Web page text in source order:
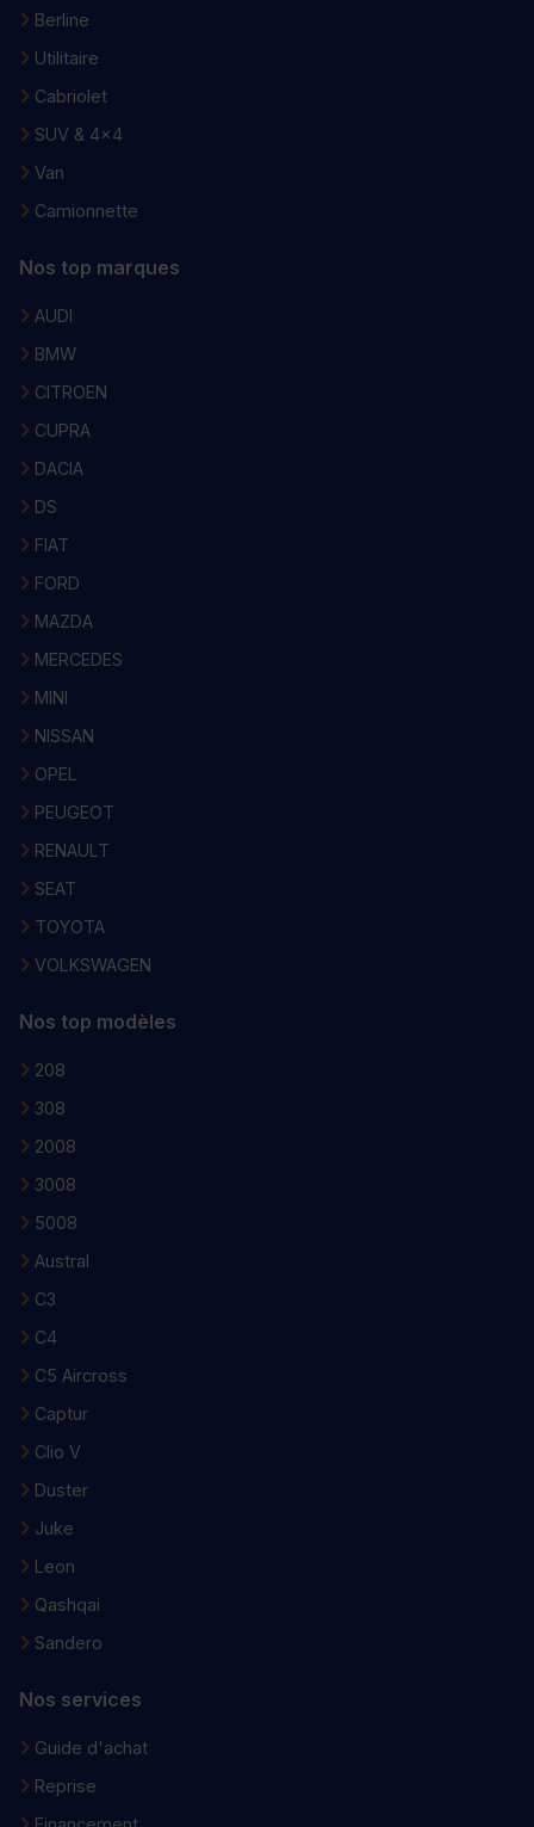
Berline
Utilitaire
Cabriolet
SUV & 4x4
Van
Camionnette
Nos top marques
AUDI
BMW
CITROEN
CUPRA
DACIA
DS
FIAT
FORD
MAZDA
MERCEDES
MINI
NISSAN
OPEL
PEUGEOT
RENAULT
SEAT
TOYOTA
VOLKSWAGEN
Nos top modèles
208
308
2008
3008
5008
Austral
C3
C4
C5 Aircross
Captur
Clio V
Duster
Juke
Leon
Qashqai
Sandero
Nos services
Guide d'achat
Reprise